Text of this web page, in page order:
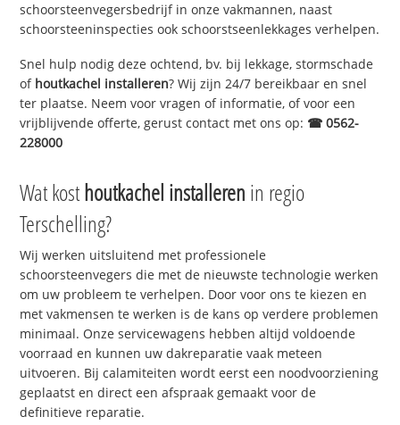
schoorsteenvegersbedrijf in onze vakmannen, naast
schoorsteeninspecties ook schoorstseenlekkages verhelpen.
Snel hulp nodig deze ochtend, bv. bij lekkage, stormschade
of houtkachel installeren? Wij zijn 24/7 bereikbaar en snel
ter plaatse. Neem voor vragen of informatie, of voor een
vrijblijvende offerte, gerust contact met ons op: ☎ 0562-
228000
Wat kosthoutkachel installeren in regio
Terschelling?
Wij werken uitsluitend met professionele
schoorsteenvegers die met de nieuwste technologie werken
om uw probleem te verhelpen. Door voor ons te kiezen en
met vakmensen te werken is de kans op verdere problemen
minimaal. Onze servicewagens hebben altijd voldoende
voorraad en kunnen uw dakreparatie vaak meteen
uitvoeren. Bij calamiteiten wordt eerst een noodvoorziening
geplaatst en direct een afspraak gemaakt voor de
definitieve reparatie.